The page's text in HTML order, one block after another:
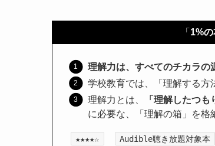
「 1%
理解力は、すべてのチカラの
学校教育では、「理解する方
理解力とは、
「理解したつ
に必要な、「理解の箱」を格
★★★★☆ Audible聴き放題対象本